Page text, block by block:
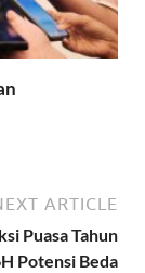
ARTICLE
Puasa Tahun
Potensi Beda